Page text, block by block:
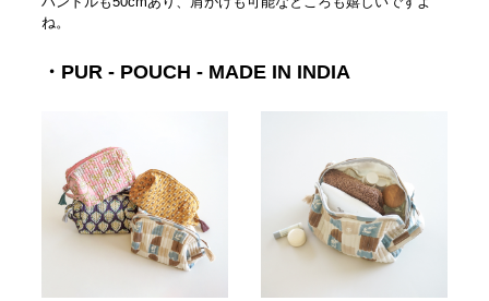
ね。
・PUR - POUCH - MADE IN INDIA